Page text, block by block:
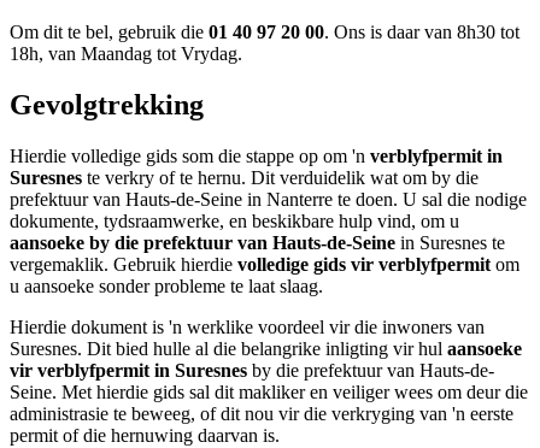
Om dit te bel, gebruik die 01 40 97 20 00. Ons is daar van 8h30 tot
18h, van Maandag tot Vrydag.
Gevolgtrekking
Hierdie volledige gids som die stappe op om 'n verblyfpermit in
Suresnes te verkry of te hernu. Dit verduidelik wat om by die
prefektuur van Hauts-de-Seine in Nanterre te doen. U sal die nodige
dokumente, tydsraamwerke, en beskikbare hulp vind, om u
aansoeke by die prefektuur van Hauts-de-Seine in Suresnes te
vergemaklik. Gebruik hierdie volledige gids vir verblyfpermit om
u aansoeke sonder probleme te laat slaag.
Hierdie dokument is 'n werklike voordeel vir die inwoners van
Suresnes. Dit bied hulle al die belangrike inligting vir hul aansoeke
vir verblyfpermit in Suresnes by die prefektuur van Hauts-de-
Seine. Met hierdie gids sal dit makliker en veiliger wees om deur die
administrasie te beweeg, of dit nou vir die verkryging van 'n eerste
permit of die hernuwing daarvan is.